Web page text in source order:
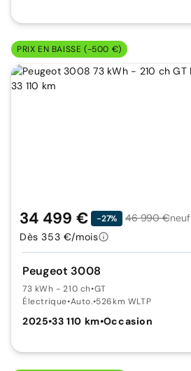
PRIX EN BAISSE (-500 €)
Peugeot 3008
73 kWh - 210 ch•GT
Électrique•Auto.•526km WLTP
2025•33 110 km•Occasion
34 499 € -27% 46 990 €neuf
Dès 353 €/mois